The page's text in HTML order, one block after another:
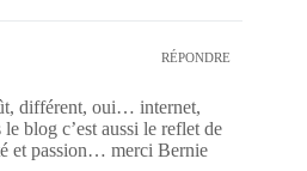
RÉPONDRE
différent, oui… internet,
blog c’est aussi le reflet de
et passion… merci Bernie